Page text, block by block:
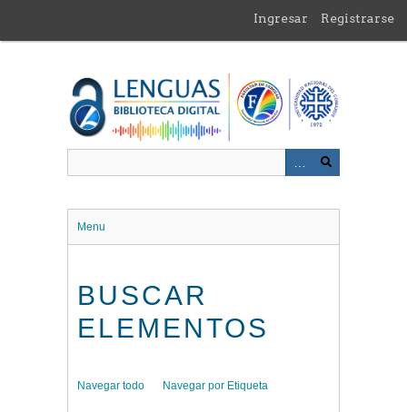
contenido
Ingresar Registrarse
Menu
BUSCAR
ELEMENTOS
Navegar todo Navegar por Etiqueta